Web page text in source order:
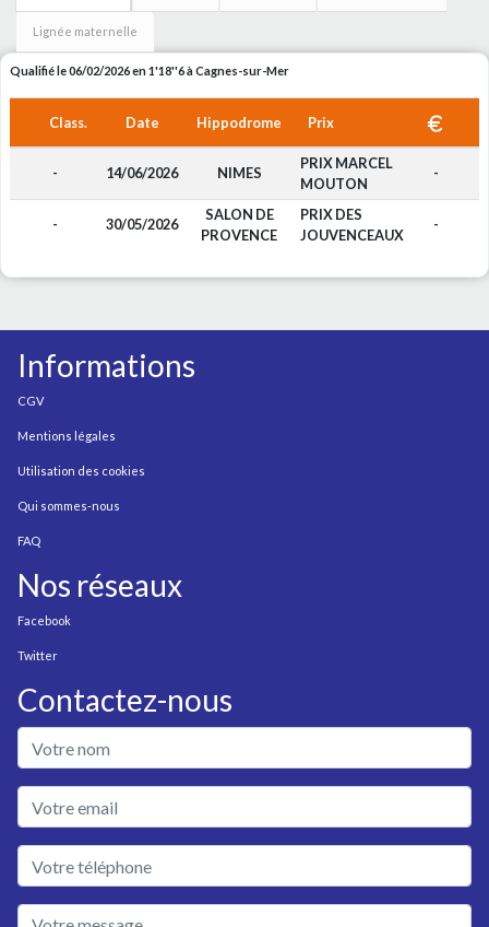
Lignée maternelle
Qualifié le 06/02/2026 en 1'18''6 à Cagnes-sur-Mer
Class. Date Hippodrome Prix
- 14/06/2026 NIMES
PRIX MARCEL
MOUTON
-
- 30/05/2026
SALON DE
PROVENCE
PRIX DES
JOUVENCEAUX
-
Informations
CGV
Mentions légales
Utilisation des cookies
Qui sommes-nous
FAQ
Nos réseaux
Facebook
Twitter
Contactez-nous